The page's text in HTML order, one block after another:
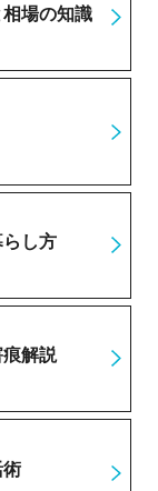
場の知識
し方
解説
術